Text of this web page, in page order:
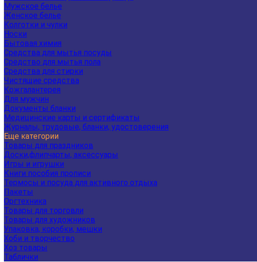
Мужское белье
Женское белье
Колготки и чулки
Носки
Бытовая химия
Средства для мытья посуды
Средство для мытья пола
Средства для стирки
Чистящие средства
Кожгалантерея
Для мужчин
Документы бланки
Медицинские карты и сертификаты
Журналы, трудовые, бланки, удостоверения
Еще категории
Товары для праздников
Доски,флипчарты, аксессуары
Игры и игрушки
Книги пособия прописи
Термосы и посуда для активного отдыха
Пакеты
Оргтехника
Товары для торговли
Товары для художников
Упаковка, коробки, мешки
Хоби и творчество
Хоз товары
Таблички